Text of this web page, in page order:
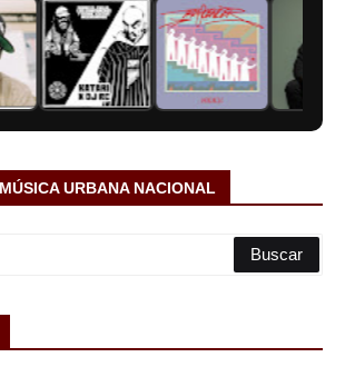
URBANA NACIONAL